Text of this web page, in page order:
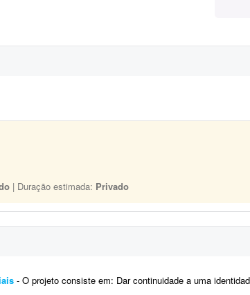
| Duração estimada: Privado
- O projeto consiste em: Dar continuidade a uma identidade visual já existente (logotipo,